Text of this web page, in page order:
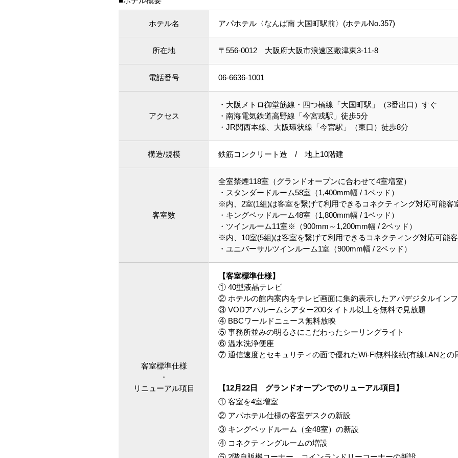
ホテル名 アパホテル〈なんば南 大国町駅前〉(ホテルNo.357)
所在地 〒556-0012 大阪府大阪市浪速区敷津東3-11-8
電話番号 06-6636-1001
アクセス
・大阪メトロ御堂筋線・四つ橋線「大国町駅」（3番出口）すぐ
・南海電気鉄道高野線「今宮戎駅」徒歩5分
・JR関西本線、大阪環状線「今宮駅」（東口）徒歩8分
構造/規模 鉄筋コンクリート造 / 地上10階建
客室数
全室禁煙118室（グランドオープンに合わせて4室増室）
・スタンダードルーム58室（1,400mm幅 / 1ベッド）
※内、2室(1組)は客室を繋げて利用できるコネクティング対応可能客
・キングベッドルーム48室（1,800mm幅 / 1ベッド）
・ツインルーム11室※（900mm～1,200mm幅 / 2ベッド）
※内、10室(5組)は客室を繋げて利用できるコネクティング対応可能
・ユニバーサルツインルーム1室（900mm幅 / 2ベッド）
客室標準仕様
・
リニューアル項目
【客室標準仕様】
① 40型液晶テレビ
② ホテルの館内案内をテレビ画面に集約表示したアパデジタルイン
③ VODアパルームシアター200タイトル以上を無料で見放題
④ BBCワールドニュース無料放映
⑤ 事務所並みの明るさにこだわったシーリングライト
⑥ 温水洗浄便座
⑦ 通信速度とセキュリティの面で優れたWi-Fi無料接続(有線LANとの
【12月22日 グランドオープンでのリューアル項目】
① 客室を4室増室
② アパホテル仕様の客室デスクの新設
③ キングベッドルーム（全48室）の新設
④ コネクティングルームの増設